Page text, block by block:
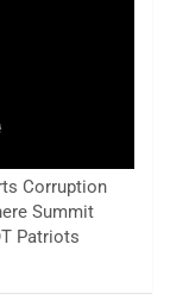
Corruption
Summit
Patriots